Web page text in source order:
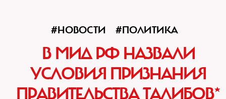
#НОВОСТИ #ПОЛИТИКА
В МИД РФ НАЗВАЛИ
УСЛОВИЯ ПРИЗНАНИЯ
ПРАВИТЕЛЬСТВА ТАЛИБОВ*